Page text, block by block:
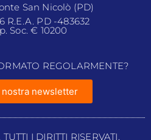
San Nicolò (PD)
R.E.A. PD -483632
Soc. € 10200
REGOLARMENTE?
newsletter
I DIRITTI RISERVATI.